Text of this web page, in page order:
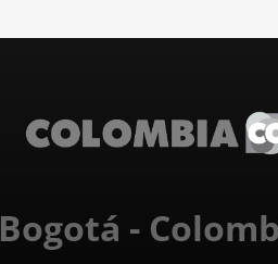
Bogotá -